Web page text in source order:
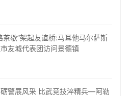
茶歇”架起友谊桥:马耳他马尔萨斯
友城代表团访问景德镇
警展风采 比武竞技淬精兵—阿勒